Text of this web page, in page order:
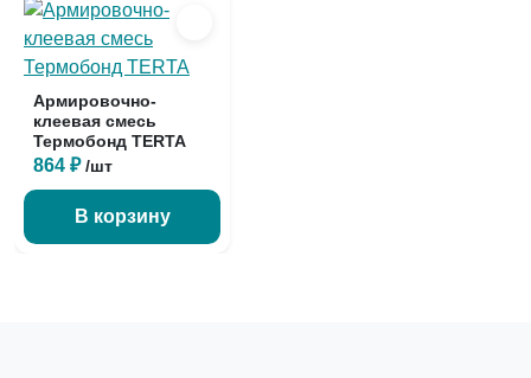
Армировочно-
клеевая смесь
Термобонд TERTA
864 ₽/шт
В корзину